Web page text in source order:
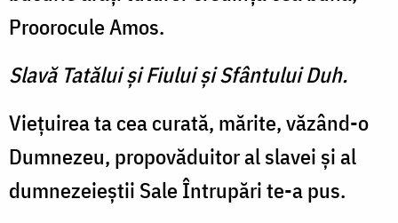
Proorocule Amos.
Slavă Tatălui şi Fiului şi Sfântului Duh.
Vieţuirea ta cea curată, mărite, văzând-o
Dumnezeu, propovăduitor al slavei şi al
dumnezeieştii Sale Întrupări te-a pus.